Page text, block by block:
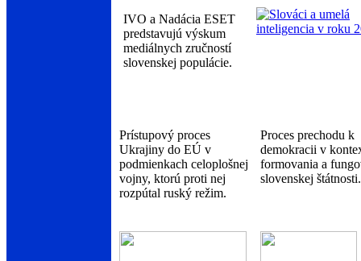
IVO a Nadácia ESET
predstavujú výskum
mediálnych zručností
slovenskej populácie.
Prístupový proces
Ukrajiny do EÚ v
podmienkach celoplošnej
vojny, ktorú proti nej
rozpútal ruský režim.
Proces prechodu k
demokracii v
formovania a
slovenskej štátnosti.